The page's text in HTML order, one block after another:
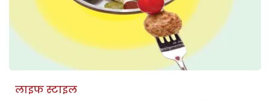
लाइफ स्टाइल